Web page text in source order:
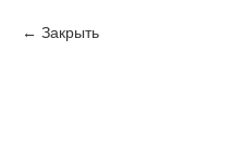
Закрыть